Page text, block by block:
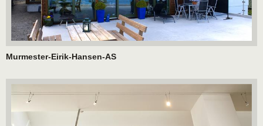
Murmester-Eirik-Hansen-AS